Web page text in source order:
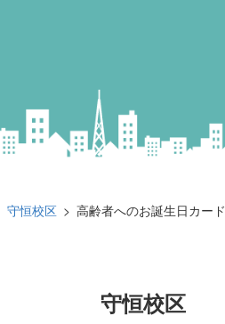
事務所
発刊物 賛助
守恒校区 高齢者へのお誕生日カード
守恒校区